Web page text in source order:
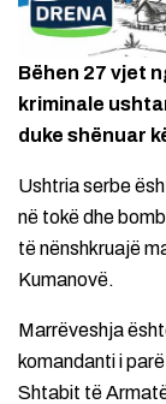
Bëhen 27 vjet
kriminale
duke shënuar
Ushtria serbe
në tokë dhe
të nënshkruajë
Kumanovë.
Marrëveshja
komandanti i
Shtabit të